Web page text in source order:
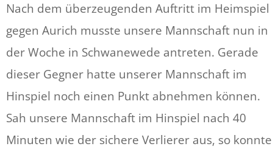
Nach dem überzeugenden Auftritt im Heimspiel
gegen Aurich musste unsere Mannschaft nun in
der Woche in Schwanewede antreten. Gerade
dieser Gegner hatte unserer Mannschaft im
Hinspiel noch einen Punkt abnehmen können.
Sah unsere Mannschaft im Hinspiel nach 40
Minuten wie der sichere Verlierer aus, so konnte